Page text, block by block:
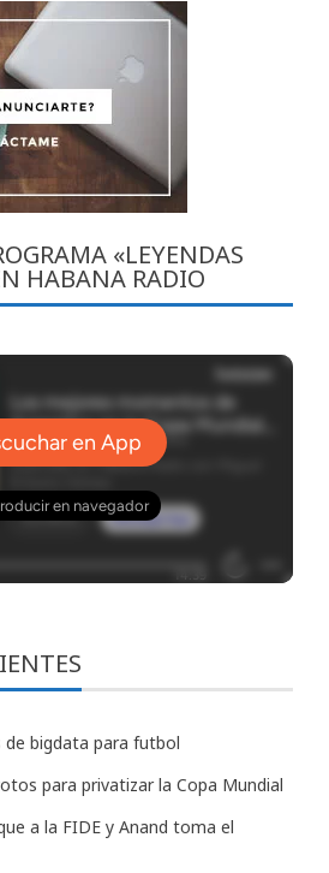
«LEYENDAS
HABANA RADIO
bigdata para futbol
para privatizar la Copa Mundial
a la FIDE y Anand toma el